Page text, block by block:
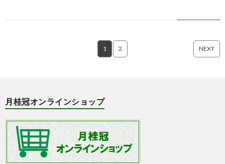
1 2 NEXT
月桂冠オンラインショップ